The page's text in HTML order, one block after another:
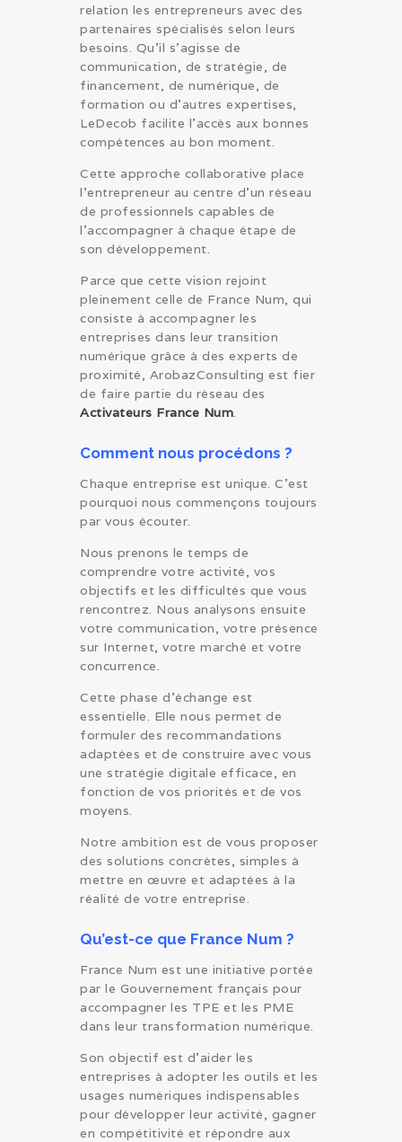
relation les entrepreneurs avec des
partenaires spécialisés selon leurs
besoins. Qu’il s’agisse de
communication, de stratégie, de
financement, de numérique, de
formation ou d’autres expertises,
LeDecob facilite l’accès aux bonnes
compétences au bon moment.
Cette approche collaborative place
l’entrepreneur au centre d’un réseau
de professionnels capables de
l’accompagner à chaque étape de
son développement.
Parce que cette vision rejoint
pleinement celle de France Num, qui
consiste à accompagner les
entreprises dans leur transition
numérique grâce à des experts de
proximité, ArobazConsulting est fier
de faire partie du réseau des
Activateurs France Num.
Comment nous procédons ?
Chaque entreprise est unique. C’est
pourquoi nous commençons toujours
par vous écouter.
Nous prenons le temps de
comprendre votre activité, vos
objectifs et les difficultés que vous
rencontrez. Nous analysons ensuite
votre communication, votre présence
sur Internet, votre marché et votre
concurrence.
Cette phase d’échange est
essentielle. Elle nous permet de
formuler des recommandations
adaptées et de construire avec vous
une stratégie digitale efficace, en
fonction de vos priorités et de vos
moyens.
Notre ambition est de vous proposer
des solutions concrètes, simples à
mettre en œuvre et adaptées à la
réalité de votre entreprise.
Qu’est-ce que France Num ?
France Num est une initiative portée
par le Gouvernement français pour
accompagner les TPE et les PME
dans leur transformation numérique.
Son objectif est d’aider les
entreprises à adopter les outils et les
usages numériques indispensables
pour développer leur activité, gagner
en compétitivité et répondre aux